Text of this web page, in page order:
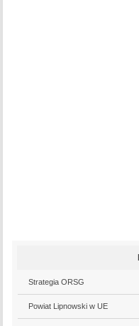
Strategia ORSG
Powiat Lipnowski w UE